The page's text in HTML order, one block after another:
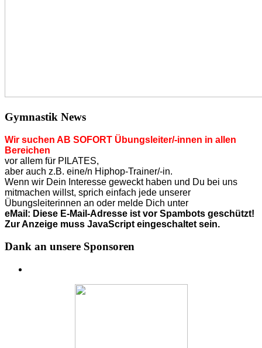
Gymnastik News
Wir suchen AB SOFORT Übungsleiter/-innen in allen
Bereichen
vor allem für PILATES,
aber auch z.B. eine/n Hiphop-Trainer/-in.
Wenn wir Dein Interesse geweckt haben und Du bei uns
mitmachen willst, sprich einfach jede unserer
Übungsleiterinnen an oder melde Dich unter
eMail: Diese E-Mail-Adresse ist vor Spambots geschützt!
Zur Anzeige muss JavaScript eingeschaltet sein.
Dank an unsere Sponsoren